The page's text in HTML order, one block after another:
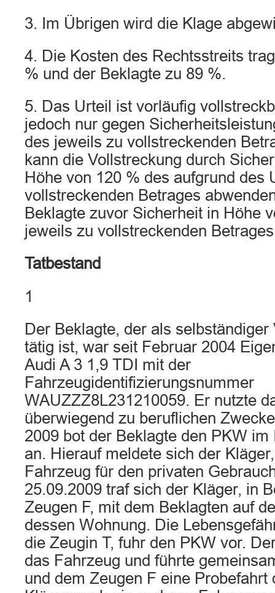
3. Im Übrigen wird die Klage
4. Die Kosten des Rechtsstreits
% und der Beklagte zu 89 %.
5. Das Urteil ist vorläufig
jedoch nur gegen
des jeweils zu vollstreckenden
kann die Vollstreckung durch
Höhe von 120 % des aufgrund des
vollstreckenden Betrages
Beklagte zuvor Sicherheit in Höhe
jeweils zu vollstreckenden
Tatbestand
1
Der Beklagte, der als
tätig ist, war seit Februar 2004
Audi A 3 1,9 TDI mit der
Fahrzeugidentifizierungsnummer
WAUZZZ8L231210059. Er nutzte
überwiegend zu beruflichen
2009 bot der Beklagte den PKW im
an. Hierauf meldete sich der
Fahrzeug für den privaten
25.09.2009 traf sich der Kläger, in
Zeugen F, mit dem Beklagten auf
dessen Wohnung. Die
die Zeugin T, fuhr den PKW vor.
das Fahrzeug und führte
und dem Zeugen F eine Probefahrt